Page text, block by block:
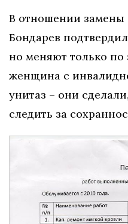
В отношении замены
Бондарев
но меняют только по
женщина с
унитаз – они
следить за